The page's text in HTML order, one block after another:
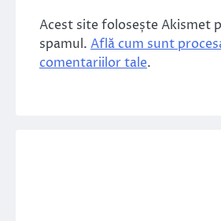
Acest site folosește Akismet
spamul. Află cum sunt
comentariilor tale.